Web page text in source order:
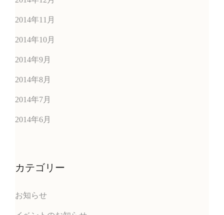
2014年11月
2014年10月
2014年9月
2014年8月
2014年7月
2014年6月
カテゴリー
お知らせ